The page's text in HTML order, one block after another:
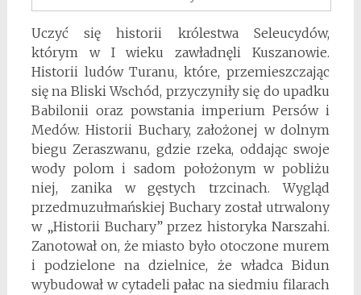
Uczyć się historii królestwa Seleucydów,
którym w I wieku zawładnęli Kuszanowie.
Historii ludów Turanu, które, przemieszczając
się na Bliski Wschód, przyczyniły się do upadku
Babilonii oraz powstania imperium Persów i
Medów. Historii Buchary, założonej w dolnym
biegu Zeraszwanu, gdzie rzeka, oddając swoje
wody polom i sadom położonym w pobliżu
niej, zanika w gęstych trzcinach. Wygląd
przedmuzułmańskiej Buchary został utrwalony
w „Historii Buchary” przez historyka Narszahi.
Zanotował on, że miasto było otoczone murem
i podzielone na dzielnice, że władca Bidun
wybudował w cytadeli pałac na siedmiu filarach